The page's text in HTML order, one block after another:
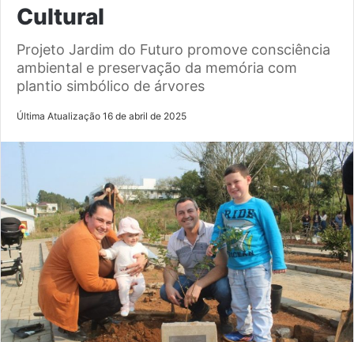
Cultural
Projeto Jardim do Futuro promove consciência
ambiental e preservação da memória com
plantio simbólico de árvores
Última Atualização 16 de abril de 2025